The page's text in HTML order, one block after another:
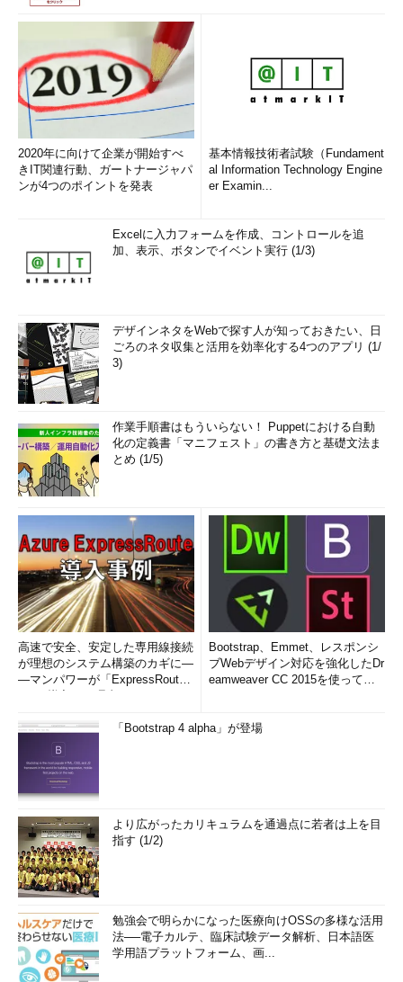
2020年に向けて企業が開始すべ
きIT関連行動、ガートナージャパ
ンが4つのポイントを発表
基本情報技術者試験（Fundament
al Information Technology Engine
er Examin...
Excelに入力フォームを作成、コントロールを追
加、表示、ボタンでイベント実行 (1/3)
デザインネタをWebで探す人が知っておきたい、日
ごろのネタ収集と活用を効率化する4つのアプリ (1/
3)
作業手順書はもういらない！ Puppetにおける自動
化の定義書「マニフェスト」の書き方と基礎文法ま
とめ (1/5)
高速で安全、安定した専用線接続
が理想のシステム構築のカギに―
―マンパワーが「ExpressRout
Bootstrap、Emmet、レスポンシ
ブWebデザイン対応を強化したDr
eamweaver CC 2015を使って
「Bootstrap 4 alpha」が登場
より広がったカリキュラムを通過点に若者は上を目
指す (1/2)
勉強会で明らかになった医療向けOSSの多様な活用
法──電子カルテ、臨床試験データ解析、日本語医
学用語プラットフォーム、画...